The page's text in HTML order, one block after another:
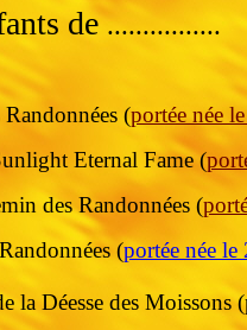
de................
(portée née
Eternal Fame (
des Randonnées (
(portée née
la Déesse des Moissons (